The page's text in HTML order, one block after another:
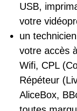
USB,
votre
un
votre accès
Wifi, CPL
Répéteur
AliceBox,